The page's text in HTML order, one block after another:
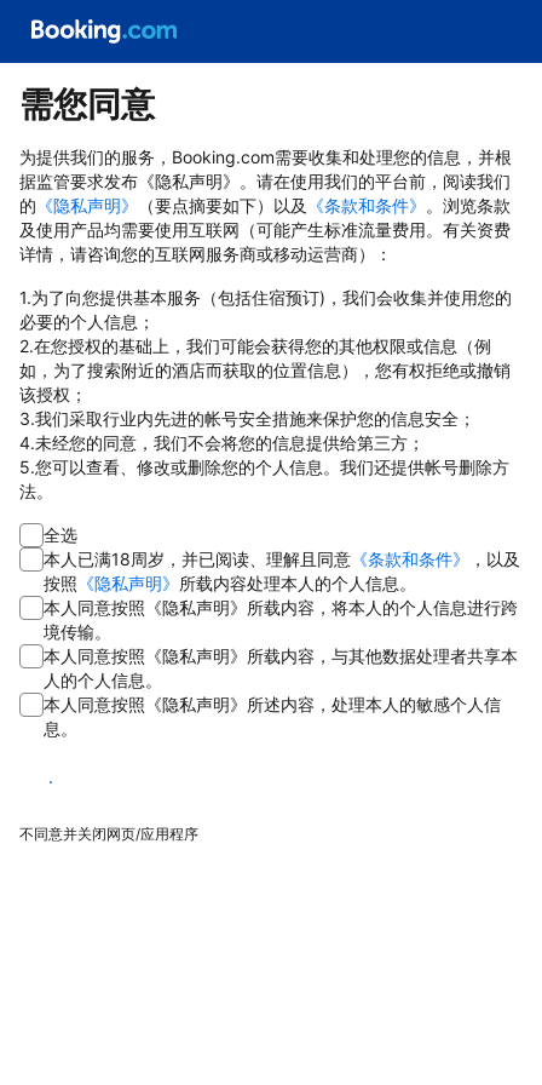
需您同意
为提供我们的服务，Booking.com需要收集和处理您的信息，并根
据监管要求发布《隐私声明》。请在使用我们的平台前，阅读我们
的 《隐私声明》 （要点摘要如下）以及 《条款和条件》 。浏览条款
及使用产品均需要使用互联网（可能产生标准流量费用。有关资费
详情，请咨询您的互联网服务商或移动运营商）：
1.为了向您提供基本服务（包括住宿预订)，我们会收集并使用您的
必要的个人信息；
2.在您授权的基础上，我们可能会获得您的其他权限或信息（例
如，为了搜索附近的酒店而获取的位置信息），您有权拒绝或撤销
该授权；
3.我们采取行业内先进的帐号安全措施来保护您的信息安全；
4.未经您的同意，我们不会将您的信息提供给第三方；
5.您可以查看、修改或删除您的个人信息。我们还提供帐号删除方
法。
全选
本人已满18周岁，并已阅读、理解且同意 《条款和条件》
，以及
按照 《隐私声明》 所载内容处理本人的个人信息。
本人同意按照《隐私声明》所载内容，将本人的个人信息进行跨
境传输。
本人同意按照《隐私声明》所载内容，与其他数据处理者共享本
人的个人信息。
本人同意按照《隐私声明》所述内容，处理本人的敏感个人信
息。
同意
不同意并关闭网页/应用程序